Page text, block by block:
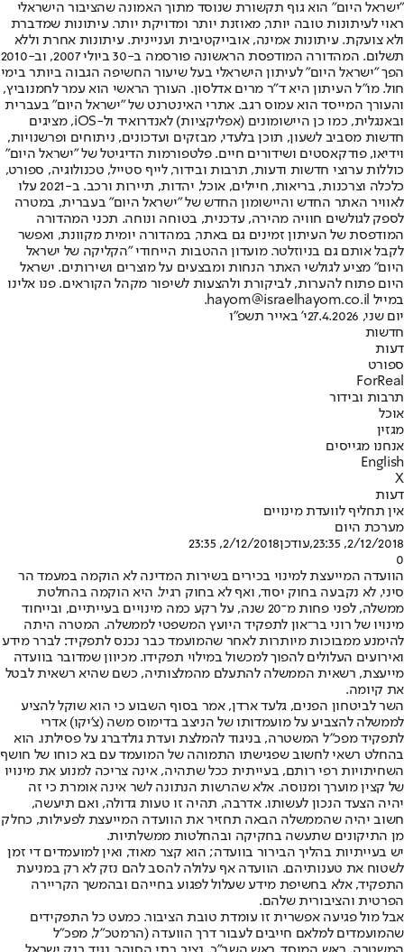
"ישראל היום" הוא גוף תקשורת שנוסד מתוך האמונה שהציבור הישראלי
ראוי לעיתונות טובה יותר, מאוזנת יותר ומדויקת יותר. עיתונות שמדברת
ולא צועקת. עיתונות אמינה, אובייקטיבית ועניינית. עיתונות אחרת וללא
תשלום. המהדורה המודפסת הראשונה פורסמה ב-30 ביולי 2007, וב-2010
הפך "ישראל היום" לעיתון הישראלי בעל שיעור החשיפה הגבוה ביותר בימי
חול. מו"ל העיתון היא ד"ר מרים אדלסון. העורך הראשי הוא עמר לחמנוביץ,
והעורך המייסד הוא עמוס רגב. אתרי האינטרנט של "ישראל היום" בעברית
ובאנגלית, כמו כן היישומונים (אפליקציות) לאנדרואיד ול-iOS, מציגים
חדשות מסביב לשעון, תוכן בלעדי, מבזקים ועדכונים, ניתוחים ופרשנויות,
וידיאו, פודקאסטים ושידורים חיים. פלטפורמות הדיגיטל של "ישראל היום"
כוללות ערוצי חדשות ודעות, תרבות ובידור, לייף סטייל, טכנולוגיה, ספורט,
כלכלה וצרכנות, בריאות, חיילים, אוכל, יהדות, תיירות ורכב. ב-2021 עלו
לאוויר האתר החדש והיישומון החדש של "ישראל היום" בעברית, במטרה
לספק לגולשים חוויה מהירה, עדכנית, בטוחה ונוחה. תכני המהדורה
המודפסת של העיתון זמינים גם באתר, במהדורה יומית מקוונת, ואפשר
לקבל אותם גם בניוזלטר. מועדון ההטבות הייחודי "הקליקה של ישראל
היום" מציע לגולשי האתר הנחות ומבצעים על מוצרים ושירותים. ישראל
היום פתוח להערות, לביקורת ולהצעות לשיפור מקהל הקוראים. פנו אלינו
במייל hayom@israelhayom.co.il.
יום שני, 27.4.2026
י' באייר תשפ"ו
חדשות
דעות
ספורט
ForReal
תרבות ובידור
אוכל
מגזין
אנחנו מגייסים
English
X
דעות
אין תחליף לוועדת מינויים
מערכת היום
2/12/2018, 23:35
,עודכן2/12/2018, 23:35
0
הוועדה המייעצת למינוי בכירים בשירות המדינה לא הוקמה במעמד הר
סיני, לא נקבעה בחוק יסוד, ואף לא בחוק רגיל. היא הוקמה בהחלטת
ממשלה, לפני פחות מ־20 שנה, על רקע כמה מינויים בעייתיים, ובייחוד
מינויו של רוני בר־און לתפקיד היועץ המשפטי לממשלה. המטרה היתה
להימנע ממבוכות מיותרות לאחר שהמועמד כבר נכנס לתפקיד: לברר מידע
ואירועים העלולים להפוך למכשול במילוי תפקידו. מכיוון שמדובר בוועדה
מייעצת, רשאית הממשלה להתעלם מהמלצותיה, כשם שהיא רשאית לבטל
את קיומה.
השר לביטחון הפנים, גלעד ארדן, אמר בסוף השבוע כי הוא שוקל להציע
לממשלה להצביע על מועמדותו של הניצב בדימוס משה (צ'יקו) אדרי
לתפקיד מפכ"ל המשטרה, בניגוד להמלצת ועדת גולדברג על פסילתו. הוא
בהחלט רשאי לחשוב שפגישתו התמוהה של המועמד עם בא כוחו של חושף
השחיתויות רפי רותם, בעייתית ככל שתהיה, אינה צריכה למנוע את מינויו
של קצין מוערך ומנוסה. אלא שהרשות הנתונה לשר אינה אומרת כי זה
יהיה הצעד הנכון לעשותו. אדרבה, תהיה זו טעות גדולה, ואם תיעשה,
חשוב יהיה שהממשלה הבאה תחזיר את הוועדה המייעצת לפעילות, כחלק
מן התיקונים שתעשה בחקיקה ובהחלטות ממשלתיות.
יש בעייתיות בהליך הבירור בוועדה; הוא קצר מאוד, ואין למועמדים די זמן
לשטוח את טענותיהם. הוועדה אף עלולה להסב להם נזק לא רק במניעת
התפקיד, אלא בחשיפת מידע שעלול לפגוע בחייהם ובהמשך הקריירה
הפרטית והציבורית שלהם.
אבל מול פגיעה אפשרית זו עומדת טובת הציבור. כמעט כל התפקידים
שהמועמדים למלאם חייבים לעבור דרך הוועדה (הרמטכ"ל, מפכ"ל